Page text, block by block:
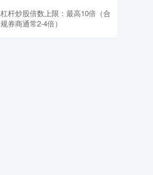
杠杆炒股倍数上限：最高10倍（合
规券商通常2-4倍）